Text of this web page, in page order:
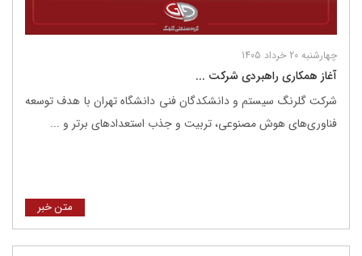
چهارشنبه 20 خرداد 1405
آغاز همکاری راهبردی شرکت ...
شرکت گلرنگ ‌سیستم و دانشکدگان فنی دانشگاه تهران با هدف توسعه
فناوری‌های هوش مصنوعی، تربیت و جذب استعدادهای برتر و ...
متن خبر